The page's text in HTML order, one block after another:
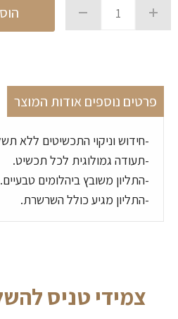
פרטים נוספים אודות המוצר
-חידוש וניקוי התכשיטים ללא
-תעודה גמולוגית לכל תכשיט.
-התליון משובץ ביהלומים טבעיים.
-התליון מגיע כולל השרשרת.
צמידי טניס